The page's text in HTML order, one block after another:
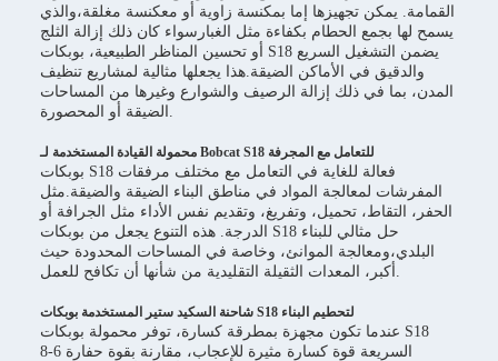
القمامة. يمكن تجهيزها إما بمكنسة زاوية أو معكنسة مغلقة،والذي
يسمح لها بجمع الحطام بكفاءة مثل الغبارسواء كان ذلك إزالة الثلج
أو تحسين المناظر الطبيعية، بوبكات S18 يضمن التشغيل السريع
والدقيق في الأماكن الضيقة.هذا يجعلها مثالية لمشاريع تنظيف
المدن، بما في ذلك إزالة الرصيف والشوارع وغيرها من المساحات
الضيقة أو المحصورة.
محمولة القيادة المستخدمة لـ Bobcat S18 للتعامل مع المجرفة
بوبكات S18 فعالة للغاية في التعامل مع مختلف مرفقات
المفرشات لمعالجة المواد في مناطق البناء الضيقة والضيقة.مثل
الحفر، التقاط، تحميل، وتفريغ، وتقديم نفس الأداء مثل الجرافة أو
الدرجة. هذه التنوع يجعل من بوبكات S18 حل مثالي للبناء
البلدي،ومعالجة الموانئ، وخاصة في المساحات المحدودة حيث
أكبر، المعدات الثقيلة التقليدية من شأنها أن تكافح للعمل.
شاحنة السكيد ستير المستخدمة بوبكات S18 لتحطيم البناء
عندما تكون مجهزة بمطرقة كسارة، توفر محمولة بوبكات S18
السريعة قوة كسارة مثيرة للإعجاب، مقارنة بقوة حفارة 6-8